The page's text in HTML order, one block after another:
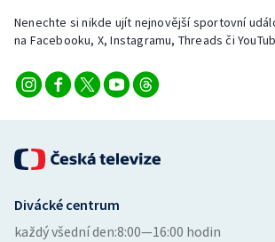
Veslování
Vodní slalom
Volejbal
Ostatní
Nenechte si nikde ujít nejnovější sportovní
na Facebooku, X, Instagramu, Threads či
Divácké centrum
každý všední den:8:00—16:00 hodin